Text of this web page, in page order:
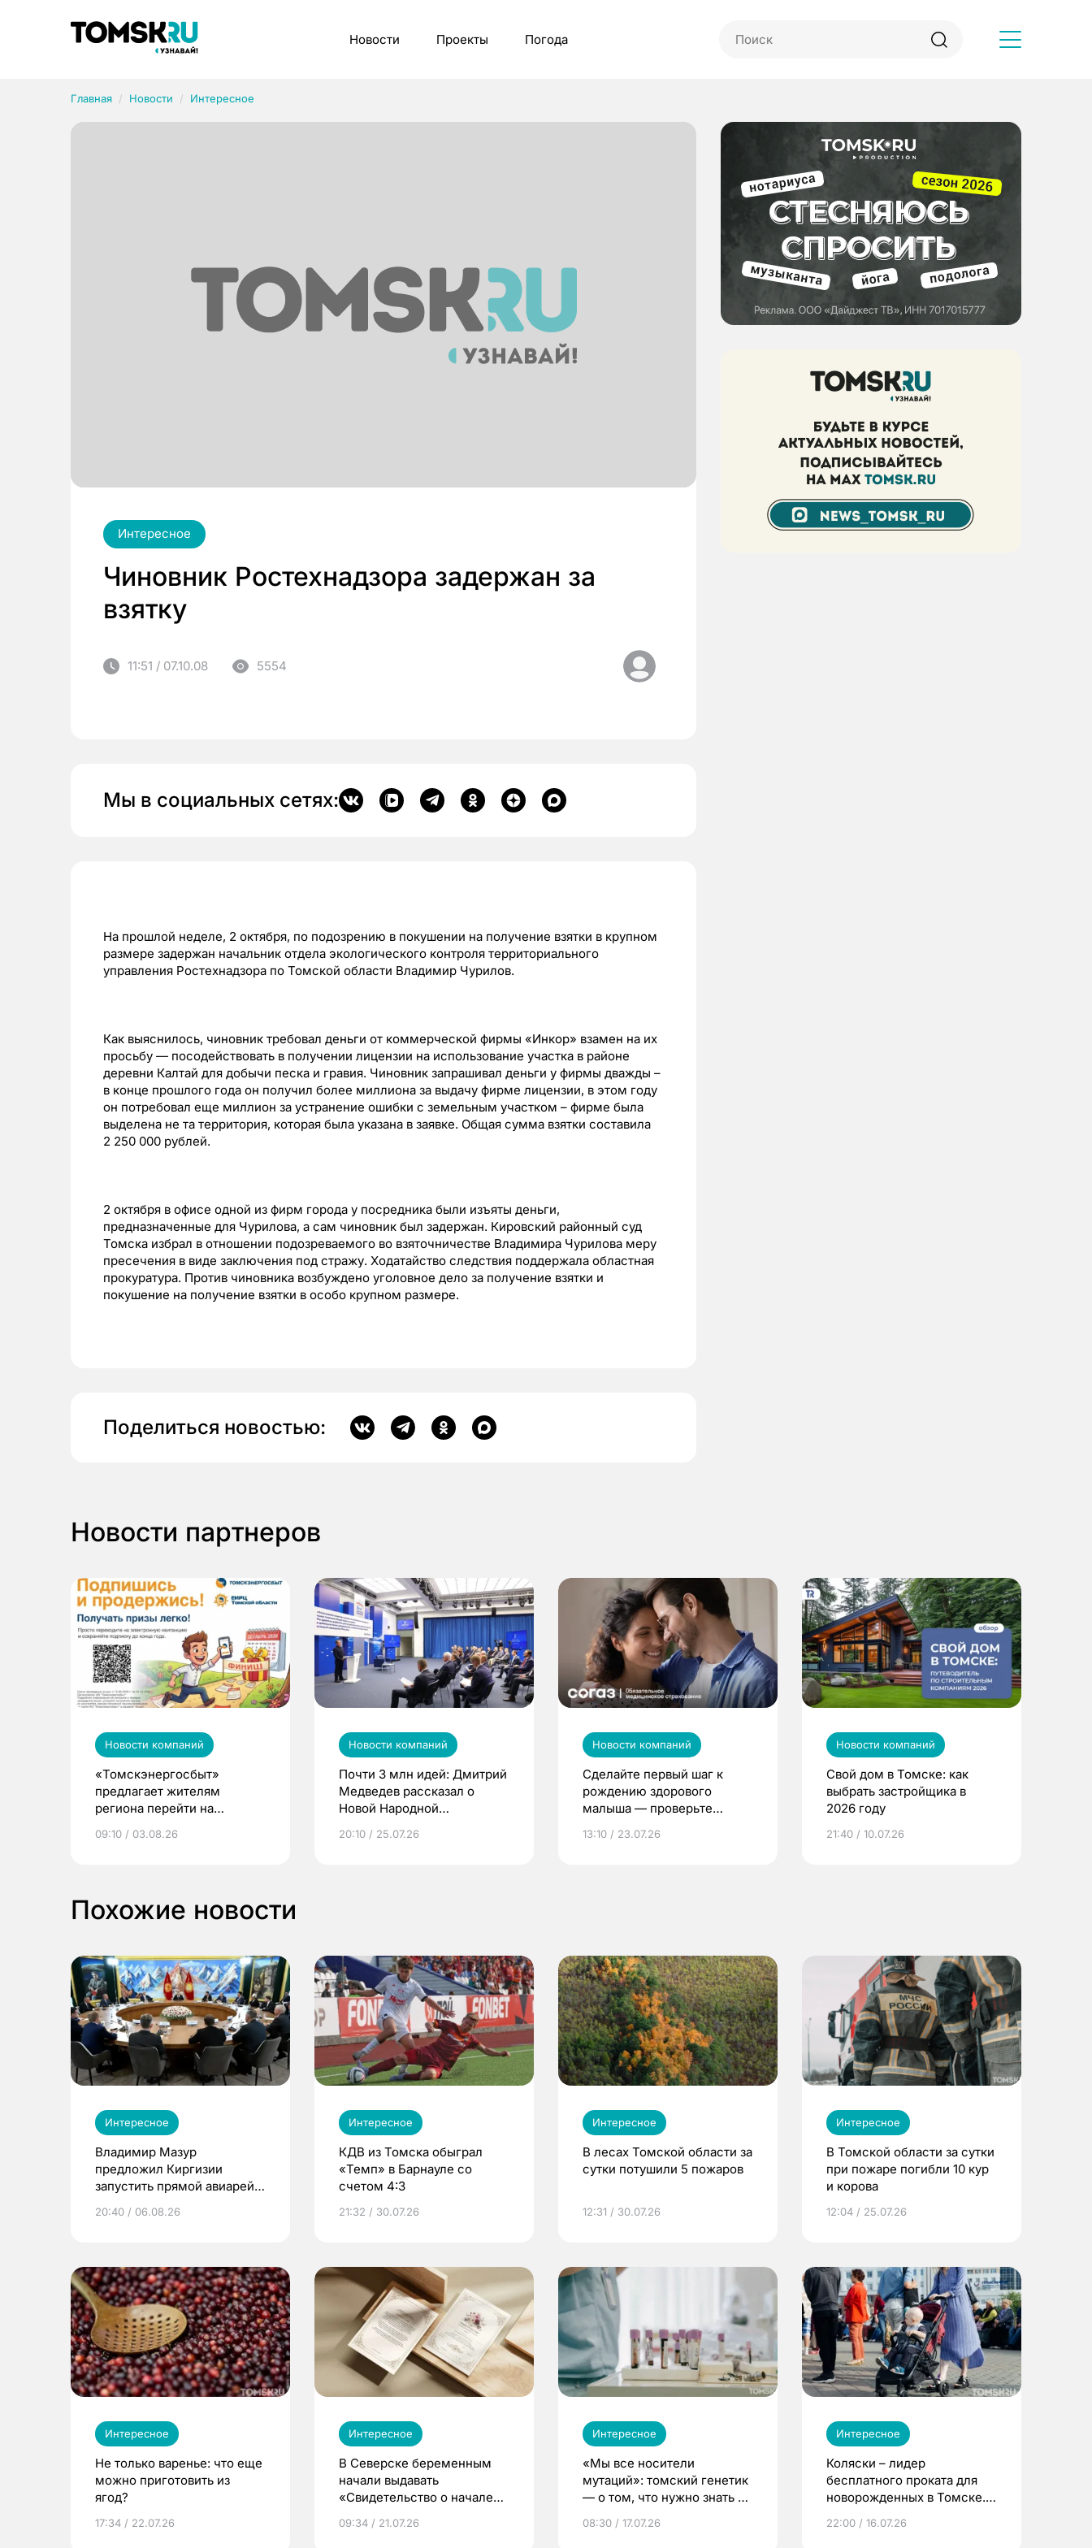
Новости Проекты Погода
Главная Новости Интересное
Интересное
Чиновник Ростехнадзора задержан за
взятку
11:51 / 07.10.08 5554
Мы в социальных сетях:
На прошлой неделе, 2 октября, по подозрению в покушении на получение взятки в крупном
размере задержан начальник отдела экологического контроля территориального
управления Ростехнадзора по Томской области Владимир Чурилов.
Как выяснилось, чиновник требовал деньги от коммерческой фирмы «Инкор» взамен на их
просьбу — посодействовать в получении лицензии на использование участка в районе
деревни Калтай для добычи песка и гравия. Чиновник запрашивал деньги у фирмы дважды –
в конце прошлого года он получил более миллиона за выдачу фирме лицензии, в этом году
он потребовал еще миллион за устранение ошибки с земельным участком – фирме была
выделена не та территория, которая была указана в заявке. Общая сумма взятки составила
2 250 000 рублей.
2 октября в офисе одной из фирм города у посредника были изъяты деньги,
предназначенные для Чурилова, а сам чиновник был задержан. Кировский районный суд
Томска избрал в отношении подозреваемого во взяточничестве Владимира Чурилова меру
пресечения в виде заключения под стражу. Ходатайство следствия поддержала областная
прокуратура. Против чиновника возбуждено уголовное дело за получение взятки и
покушение на получение взятки в особо крупном размере.
Поделиться новостью:
Новости партнеров
Новости компаний
«Томскэнергосбыт»
предлагает жителям
региона перейти на
выиграть призы
09:10 / 03.08.26
Новости компаний
Почти 3 млн идей: Дмитрий
Медведев рассказал о
Новой Народной
20:10 / 25.07.26
Новости компаний
Сделайте первый шаг к
рождению здорового
малыша — проверьте
по ОМС!
13:10 / 23.07.26
Новости компаний
Свой дом в Томске: как
выбрать застройщика в
2026 году
21:40 / 10.07.26
Похожие новости
Интересное
Владимир Мазур
предложил Киргизии
запустить прямой авиарейс
20:40 / 06.08.26
Интересное
КДВ из Томска обыграл
«Темп» в Барнауле со
счетом 4:3
21:32 / 30.07.26
Интересное
В лесах Томской области за
сутки потушили 5 пожаров
12:31 / 30.07.26
Интересное
В Томской области за сутки
при пожаре погибли 10 кур
и корова
12:04 / 25.07.26
Интересное
Не только варенье: что еще
можно приготовить из
ягод?
17:34 / 22.07.26
Интересное
В Северске беременным
начали выдавать
«Свидетельство о начале
09:34 / 21.07.26
Интересное
«Мы все носители
мутаций»: томский генетик
— о том, что нужно знать до
08:30 / 17.07.26
Интересное
Коляски – лидер
бесплатного проката для
новорожденных в Томске.
22:00 / 16.07.26
Рубрики